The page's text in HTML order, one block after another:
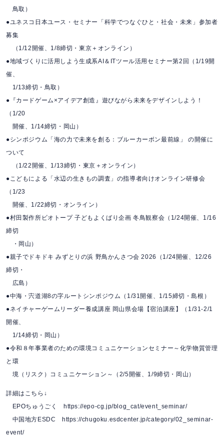
鳥取）
●ユネスコ日本ユース・セミナー「科学でつなぐひと・社会・未来」参加者
募集
（1/12開催、1/8締切・東京＋オンライン）
●地域づくりに活用しよう⽣成系AI＆ITツール活⽤セミナー第2回（1/19開
催、
1/13締切・鳥取）
●『カードゲーム×アイデア創造』遊びながら未来をデザインしよう！
（1/20
開催、1/14締切・岡山）
●シンポジウム「海の力で未来を創る：ブルーカーボン最前線」 の開催に
ついて
（1/22開催、1/13締切・東京＋オンライン）
●こどもによる「水辺の生きもの調査」の指導者向けオンライン研修会
（1/23
開催、1/22締切・オンライン）
●村田製作所ビオトープ 子どもよくばり企画 冬鳥観察会（1/24開催、1/16
締切
・岡山）
●親子でドキドキ みずとりの浜 野鳥かんさつ会 2026（1/24開催、12/26
締切・
広島）
●中海・宍道湖8の字ルートシンポジウム（1/31開催、1/15締切・島根）
●ネイチャーゲームリーダー養成講座 岡山県会場【宿泊講座】（1/31-2/1
開催、
1/14締切・岡山）
●令和８年事業者のための環境コミュニケーションセミナー～化学物質管理
と環
境（リスク）コミュニケーション～（2/5開催、1/9締切・岡山）
詳細はこちら↓
EPOちゅうごく https://epo-cg.jp/blog_cat/event_seminar/
中国地方ESDC https://chugoku.esdcenter.jp/category/02_seminar-
event/